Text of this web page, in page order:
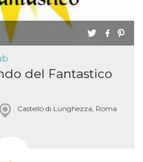
del Fantastico
Castello di Lunghezza, Roma